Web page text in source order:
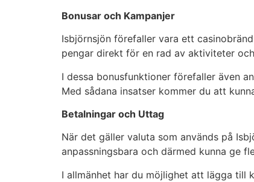
Bonusar och Kampanjer
Isbjörnsjön förefaller vara ett
pengar direkt för en rad av aktiviteter
I dessa bonusfunktioner förefaller även
Med sådana insatser kommer du att
Betalningar och Uttag
När det gäller valuta som används på
anpassningsbara och därmed kunna ge
I allmänhet har du möjlighet att lägga till